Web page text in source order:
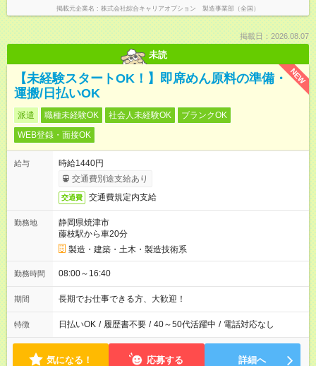
掲載元企業名 株式会社綜合キャリアオプション 製造事業部（全国）
掲載日：2026.08.07
未読
NEW
【未経験スタートOK！】即席めん原料の準備・
運搬/日払いOK
派遣 職種未経験OK 社会人未経験OK
ブランクOK
WEB登録・面接OK
給与
時給1440円
交通費別途支給あり
交通費 交通費規定内支給
勤務地
静岡県焼津市
藤枝駅から車20分
製造・建築・土木・製造技術系
勤務時間 08:00～16:40
期間 長期でお仕事できる方、大歓迎！
特徴 日払いOK / 履歴書不要 / 40～50代活躍中 / 電話対応なし
気になる！ 応募する 詳細へ